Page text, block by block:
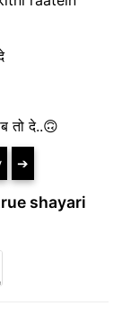
तो दे..🙃
➔
shayari